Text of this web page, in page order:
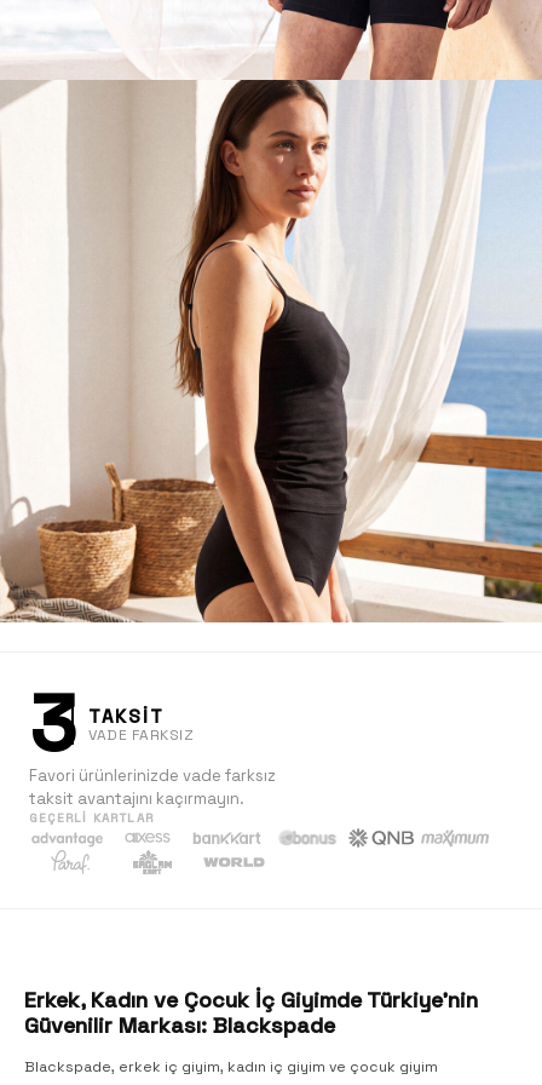
Erkek
Keşfet
Kadın
3 TAKSİT
VADE FARKSIZ
Favori ürünlerinizde vade farksız
taksit avantajını kaçırmayın.
GEÇERLI KARTLAR
Erkek, Kadın ve Çocuk İç Giyimde Türkiye'nin
Güvenilir Markası: Blackspade
Blackspade, erkek iç giyim, kadın iç giyim ve çocuk giyim